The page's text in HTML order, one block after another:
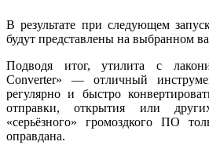
В результате при следующем
будут представлены на выбранном
Подводя итог, утилита с
Converter» — отличный
регулярно и быстро
отправки, открытия или
«серьёзного» громоздкого ПО
оправдана.